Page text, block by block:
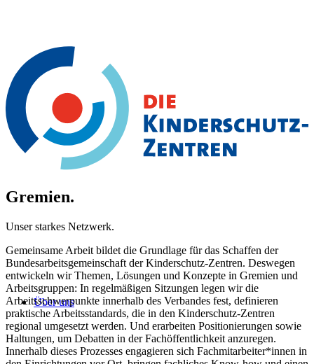
Über uns
Gremien.
Unser starkes Netzwerk.
Gemeinsame Arbeit bildet die Grundlage für das Schaffen der
Bundesarbeitsgemeinschaft der Kinderschutz-Zentren. Deswegen
entwickeln wir Themen, Lösungen und Konzepte in Gremien und
Arbeitsgruppen: In regelmäßigen Sitzungen legen wir die
Arbeitsschwerpunkte innerhalb des Verbandes fest, definieren
praktische Arbeitsstandards, die in den Kinderschutz-Zentren
regional umgesetzt werden. Und erarbeiten Positionierungen sowie
Haltungen, um Debatten in der Fachöffentlichkeit anzuregen.
Innerhalb dieses Prozesses engagieren sich Fachmitarbeiter*innen in